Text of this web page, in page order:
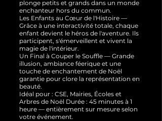
plonge petits et grands dans un monde
enchanteur hors du commun.
Les Enfants au Cœur de l'Histoire —
Grâce à une interactivité totale, chaque
enfant devient le héros de l'aventure. Ils
participent, s'émerveillent et vivent la
magie de l'intérieur.
Un Final à Couper le Souffle — Grande
illusion, ambiance féerique et une
touche de enchantement de Noël
garantie pour clore la représentation en
beauté.
Idéal pour : CSE, Mairies, Écoles et
Arbres de Noël Durée : 45 minutes à 1
heure — entièrement sur mesure selon
votre événement.